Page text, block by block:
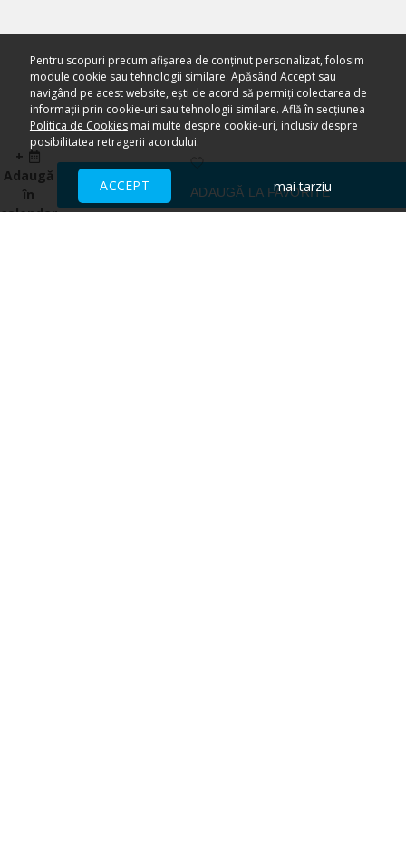
+
Adaugă
în
calendar
ADAUGĂ LA FAVORITE
Pentru scopuri precum afișarea de conținut personalizat, folosim
module cookie sau tehnologii similare. Apăsând Accept sau
navigând pe acest website, ești de acord să permiți colectarea de
informații prin cookie-uri sau tehnologii similare. Află în secțiunea
Politica de Cookiesmai multe despre cookie-uri, inclusiv despre
posibilitatea retragerii acordului.
ACCEPT mai tarziu